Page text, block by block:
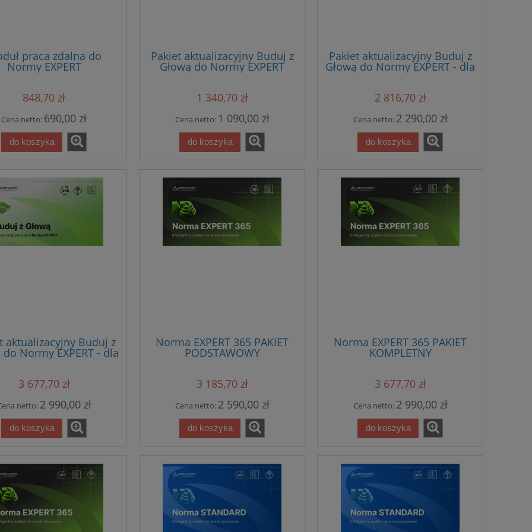
praca zdalna do
Normy EXPERT
848,70 zł
Cena netto: 690,00 zł
do koszyka
Pakiet aktualizacyjny Buduj z
Głową do Normy EXPERT
1 340,70 zł
Cena netto: 1 090,00 zł
do koszyka
Pakiet aktualizacyjny Buduj z
Głową do Normy EXPERT - dla
wersji nie starszej niż 3 lata
2 816,70 zł
Cena netto: 2 290,00 zł
do koszyka
aktualizacyjny Buduj z
do Normy EXPERT - dla
starszej niż 3 lata
3 677,70 zł
netto: 2 990,00 zł
do koszyka
Norma EXPERT 365 PAKIET
PODSTAWOWY
3 185,70 zł
Cena netto: 2 590,00 zł
do koszyka
Norma EXPERT 365 PAKIET
KOMPLETNY
3 677,70 zł
Cena netto: 2 990,00 zł
do koszyka